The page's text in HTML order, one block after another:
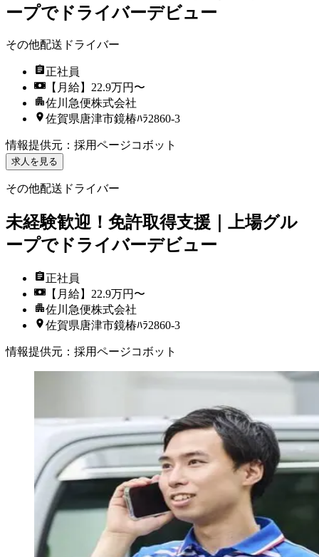
ープでドライバーデビュー
その他配送ドライバー
正社員
【月給】22.9万円〜
佐川急便株式会社
佐賀県唐津市鏡椿ﾊﾗ2860-3
情報提供元 ： 採用ページコボット
求人を見る
その他配送ドライバー
未経験歓迎！免許取得支援｜上場グル
ープでドライバーデビュー
正社員
【月給】22.9万円〜
佐川急便株式会社
佐賀県唐津市鏡椿ﾊﾗ2860-3
情報提供元 ： 採用ページコボット